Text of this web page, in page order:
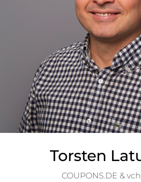
Torsten
COUPONS.DE &